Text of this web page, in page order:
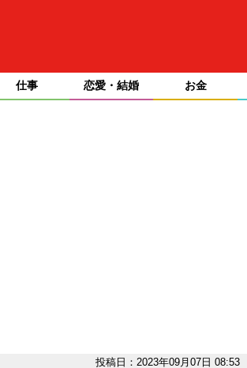
仕事 恋愛・結婚 お金
投稿日：2023年09月07日 08:53